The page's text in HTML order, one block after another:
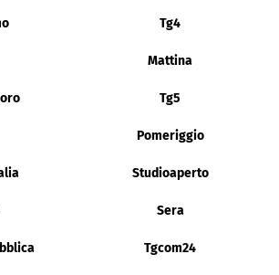
Tg4
Mattina
Tg5
Pomeriggio
Studioaperto
Sera
Tgcom24